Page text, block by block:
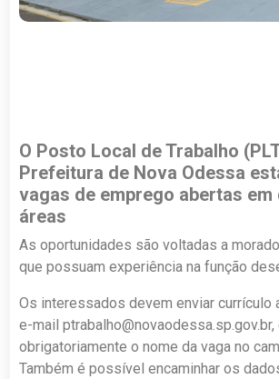
O Posto Local de Trabalho
Prefeitura de Nova Odessa
vagas de emprego abertas
áreas
As oportunidades são voltadas a
que possuam experiência na função
Os interessados devem enviar currículo
e-mailptrabalho@novaodessa.sp.gov.br,
obrigatoriamente o nome da vaga no
Também é possível encaminhar os